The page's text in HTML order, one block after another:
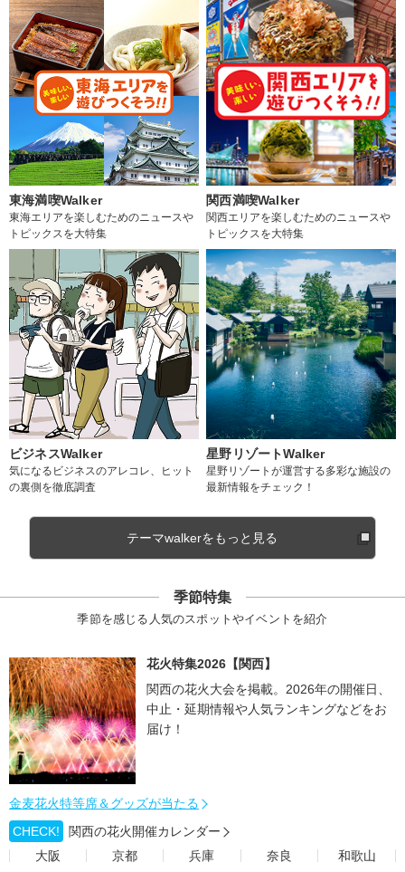
東海満喫Walker
東海エリアを楽しむためのニュースや
トピックスを大特集
関西満喫Walker
関西エリアを楽しむためのニュースや
トピックスを大特集
ビジネスWalker
気になるビジネスのアレコレ、ヒット
の裏側を徹底調査
星野リゾートWalker
星野リゾートが運営する多彩な施設の
最新情報をチェック！
テーマwalkerをもっと見る
季節特集
季節を感じる人気のスポットやイベントを紹介
花火特集2026【関西】
関西の花火大会を掲載。2026年の開催日、
中止・延期情報や人気ランキングなどをお
届け！
金麦花火特等席＆グッズが当たる
CHECK!
関西の花火開催カレンダー
大阪
京都 兵庫 奈良
和歌山